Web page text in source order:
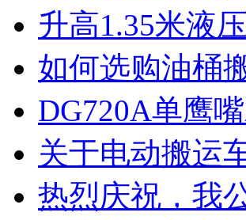
升高1.35米液
如何选购油桶
DG720A单鹰
关于电动搬运
热烈庆祝，我